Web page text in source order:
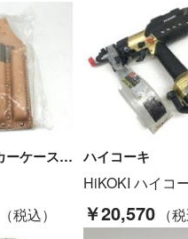
MIKI ハッカーケース BXプロ Nランク ハイコーキ
￥20,570